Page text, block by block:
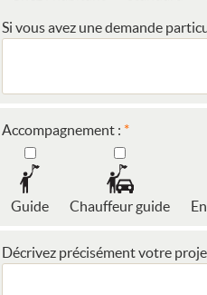
Si vous avez une demande
Accompagnement :
Guide Chauffeur guide
Décrivez précisément votre